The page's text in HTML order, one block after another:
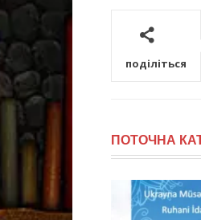
поділіться
ПОТОЧНА